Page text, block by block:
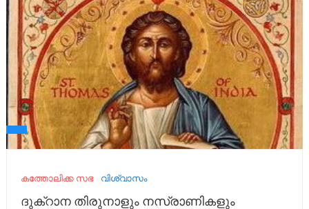
കത്തോലിക്ക സഭ വിശ്വാസം
ദുക്റാന തിരുനാളും നസ്രാണികളും